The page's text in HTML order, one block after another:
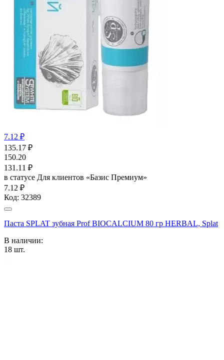
7.12 ₽
135.17 ₽
150.20
131.11 ₽
в статусе Для клиентов «Базис Премиум»
7.12 ₽
Код: 32389
Паста SPLAT зубная Prof BIOCALCIUM 80 гр HERBAL, Splat
В наличии:
18 шт.